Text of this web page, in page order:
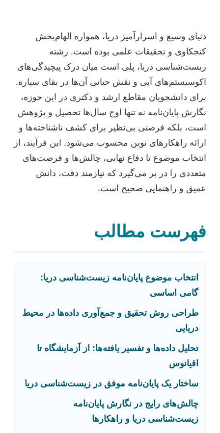
دنیای وسیع و اسرارآمیز دریا، همواره الهام‌بخش
کنجکاوی و تحقیقات علمی بوده است. رشته
زیست‌شناسی دریا، پلی است میان درک پیچیدگی‌های
اکوسیستم‌های آبی و نقش حیاتی آن‌ها در بقای سیاره.
برای دانشجویان مقاطع ارشد و دکتری در این حوزه،
نگارش پایان‌نامه نه تنها اوج سال‌ها تحصیل و پژوهش
است، بلکه فرصتی بی‌نظیر برای کشف ناشناخته‌ها و
ارائه راهکارهای نوین محسوب می‌شود. این فرآیند، از
انتخاب موضوع تا دفاع نهایی، چالش‌ها و فرصت‌های
متعددی را در بر می‌گیرد که نیازمند دقت، دانش
عمیق و راهنمایی صحیح است.
فهرست مطالب
انتخاب موضوع پایان‌نامه زیست‌شناسی دریا:
گامی اساسی
طراحی روش تحقیق و جمع‌آوری داده‌ها در محیط
دریایی
تحلیل داده‌ها و تفسیر یافته‌ها: از آزمایشگاه تا
اقیانوس
ساختار یک پایان‌نامه موفق در زیست‌شناسی دریا
چالش‌های رایج در نگارش پایان‌نامه
زیست‌شناسی دریا و راهکارها